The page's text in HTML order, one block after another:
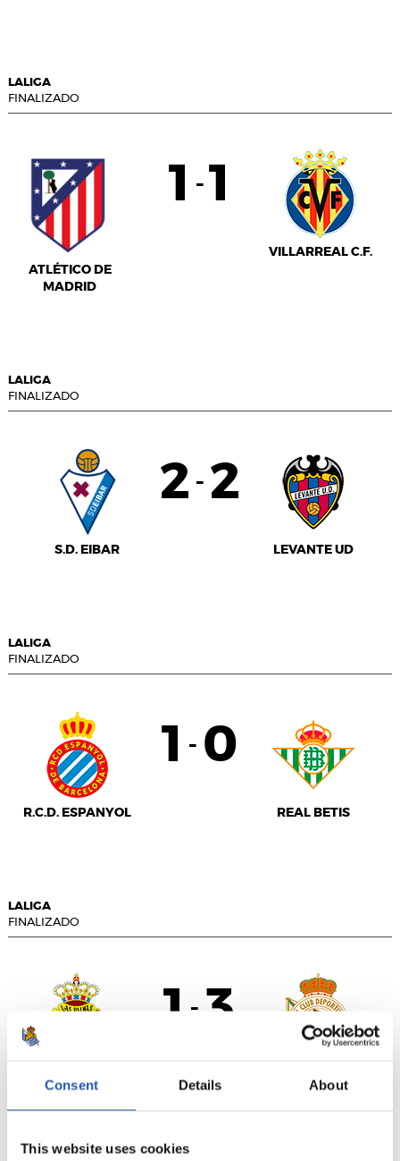
Consent Details About
This website uses cookies
LALIGA
FINALIZADO
ATLÉTICO DE
MADRID
1 - 1
VILLARREAL C.F.
LALIGA
FINALIZADO
S.D. EIBAR
2 - 2
LEVANTE UD
LALIGA
FINALIZADO
R.C.D. ESPANYOL
1 - 0
REAL BETIS
LALIGA
FINALIZADO
1 - 3